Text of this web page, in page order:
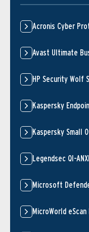
Acronis Cyber
Avast Ultimate
HP Security Wolf
Kaspersky
Kaspersky Small
Legendsec QI-
Microsoft
MicroWorld